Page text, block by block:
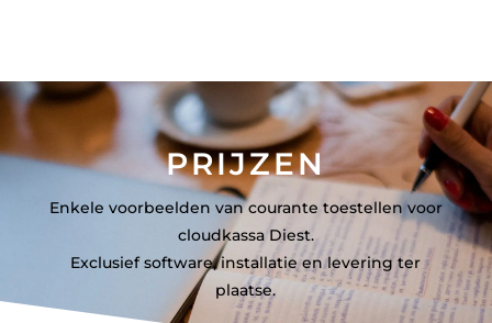
PRIJZEN
Enkele voorbeelden van courante toestellen voor
cloudkassa Diest.
Exclusief software, installatie en levering ter
plaatse.